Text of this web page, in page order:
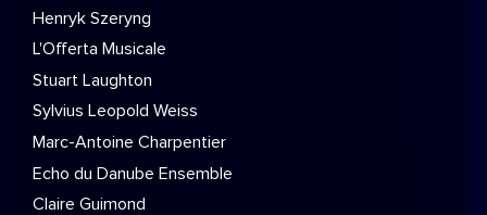
Henryk Szeryng
L'Offerta Musicale
Stuart Laughton
Sylvius Leopold Weiss
Marc-Antoine Charpentier
Echo du Danube Ensemble
Claire Guimond